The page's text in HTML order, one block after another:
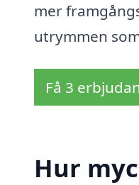
mer
utrymmen
Få 3
Hur